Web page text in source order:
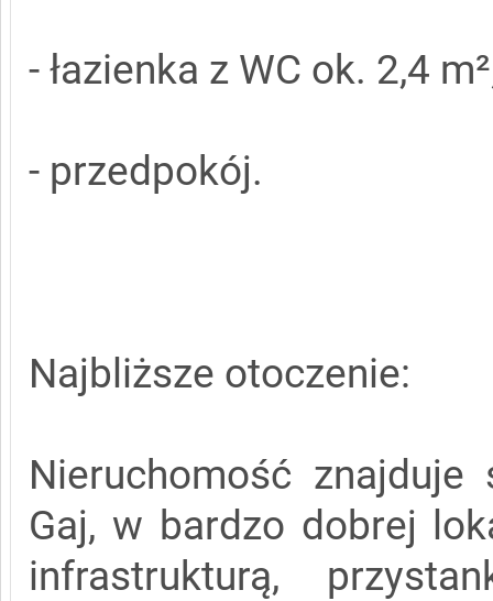
- łazienka z WC ok. 2,4
- przedpokój.
Najbliższe otoczenie:
Nieruchomość
Gaj, w bardzo dobrej
infrastrukturą,